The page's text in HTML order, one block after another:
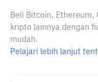
Beli Bitcoin, Ethereum,
kripto lainnya dengan
mudah.
Pelajari lebih lanjut